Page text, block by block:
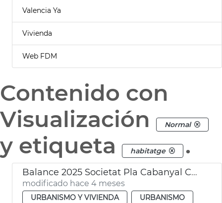
Valencia Ya
Vivienda
Web FDM
Contenido con
Visualización
Normal
y etiqueta habitatge .
Balance 2025 Societat Pla Cabanyal Canyamelar
modificado hace 4 meses
URBANISMO Y VIVIENDA
URBANISMO